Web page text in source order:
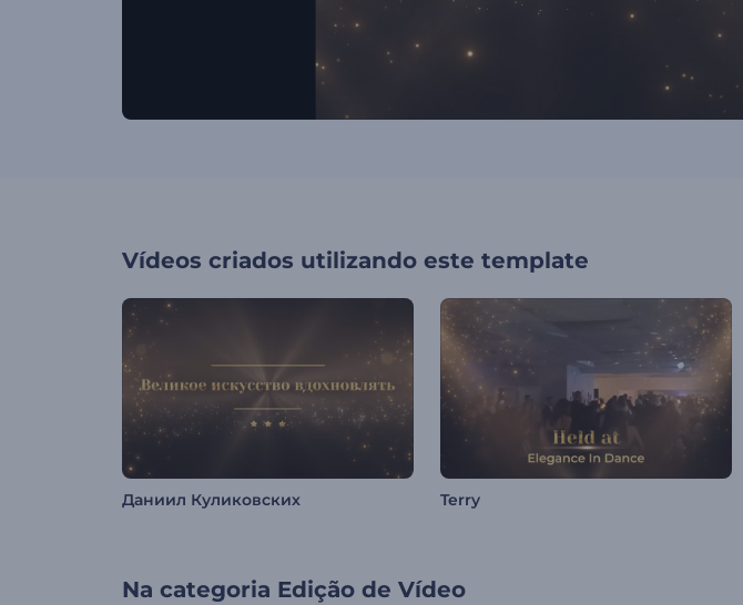
Vídeos criados utilizando este template
Даниил Куликовских Terry
Na categoria Edição de Vídeo